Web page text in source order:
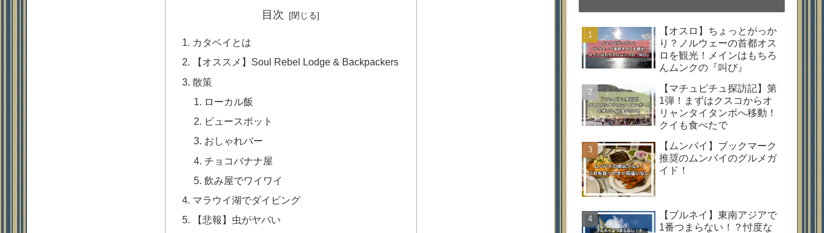
目次
カタベイとは
【オススメ】Soul Rebel Lodge & Backpackers
散策
ローカル飯
ビュースポット
おしゃれバー
チョコバナナ屋
飲み屋でワイワイ
マラウイ湖でダイビング
【悲報】虫がヤバい
【オスロ】ちょっとがっか
り？ノルウェーの首都オス
ロを観光！メインはもちろ
んムンクの『叫び』
【マチュピチュ探訪記】第
1弾！まずはクスコからオ
リャンタイタンボへ移動！
クイも食べたで
【ムンバイ】ブックマーク
推奨のムンバイのグルメガ
イド！
【ブルネイ】東南アジアで
1番つまらない！？忖度な